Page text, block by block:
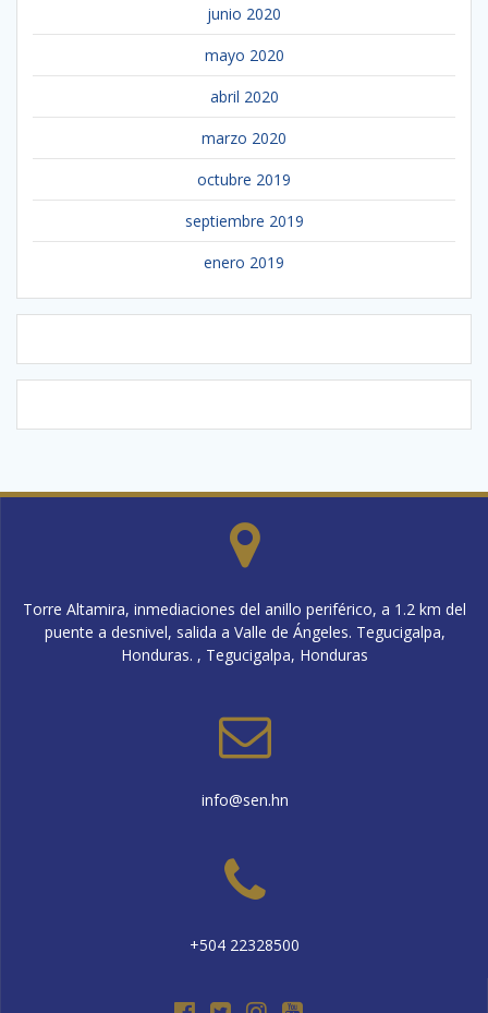
junio 2020
mayo 2020
abril 2020
marzo 2020
octubre 2019
septiembre 2019
enero 2019
Torre Altamira, inmediaciones del anillo periférico, a 1.2 km del
puente a desnivel, salida a Valle de Ángeles. Tegucigalpa,
Honduras. , Tegucigalpa, Honduras
info@sen.hn
+504 22328500